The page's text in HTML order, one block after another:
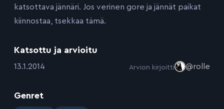
katsottava jännäri. Jos verinen gore ja jännät paikat
kiinnostaa, tsekkaa tämä.
Katsottu ja arvioitu
:13.1.2014 Arvion kirjoitti @rolle
Genret